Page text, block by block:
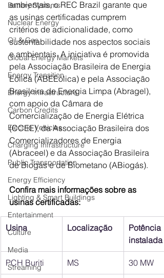
Battery Systems
Nuclear Energy
Oil & Gas
Global Energy Markets
Energy Transition
Energy Infrastructure
Carbon Credits
Electric Vehicles
Charging Infrastructure
Public Transportation
Energy Efficiency
Lighting & Smart Buildings
Entertainment
Culture
Media
Streaming
ambientais, o REC Brazil garante que
as usinas certificadas cumprem
critérios de adicionalidade, como
sustentabilidade nos aspectos sociais
e ambientais. A iniciativa é promovida
pela Associação Brasileira de Energia
Eólica (ABEEólica) e pela Associação
Brasileira de Energia Limpa (Abragel),
com apoio da Câmara de
Comercialização de Energia Elétrica
(CCEE), da Associação Brasileira dos
Comercializadores de Energia
(Abraceel) e da Associação Brasileira
de Biogás e de Biometano (ABiogás).
Confira mais informações sobre as
usinas certificadas:
Usina Localização
Potência
instalada
PCH Buriti MS 30 MW